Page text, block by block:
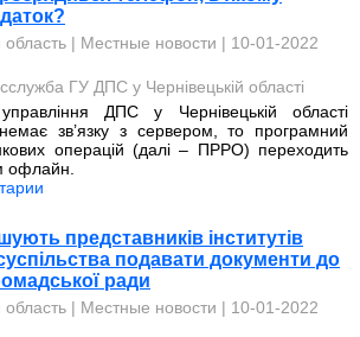
| Местные новости | 10-01-2022
ГУ ДПС у Чернівецькій області
ДПС у Чернівецькій області
зв’язку з сервером, то програмний
операцій (далі – ПРРО) переходить
офлайн.
представників інститутів
подавати документи до
ради
| Местные новости | 10-01-2022